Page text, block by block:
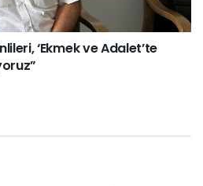
‘Ekmek ve Adalet’te